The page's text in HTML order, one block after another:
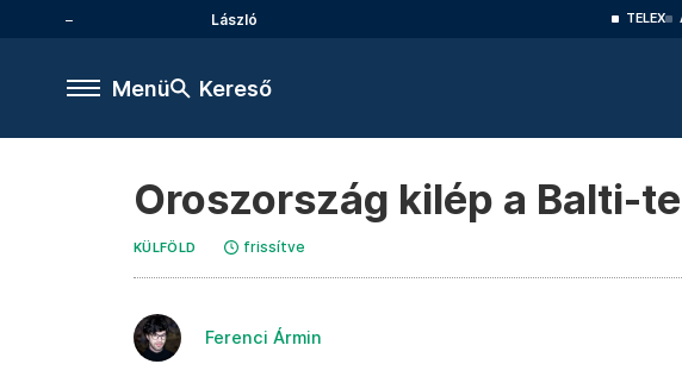
László TELEX
Menü Kereső
Oroszország kilép a Balti-
KÜLFÖLD frissítve
Ferenci Ármin